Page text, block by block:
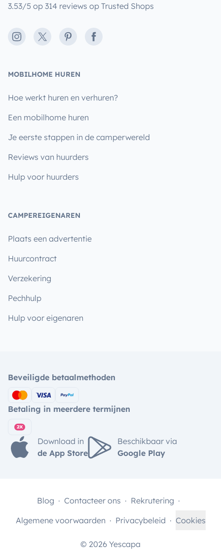
3.53/5 op 314 reviews op Trusted Shops
Instagram
X PinterestFacebook
MOBILHOME HUREN
Hoe werkt huren en verhuren?
Een mobilhome huren
Je eerste stappen in de camperwereld
Reviews van huurders
Hulp voor huurders
CAMPEREIGENAREN
Plaats een advertentie
Huurcontract
Verzekering
Pechhulp
Hulp voor eigenaren
Beveiligde betaalmethoden
Betaling in meerdere termijnen
Download in
de App Store
Beschikbaar via
Google Play
© 2026 Yescapa
Blog Contacteer ons
Rekrutering
Algemene voorwaarden
Privacybeleid Cookies